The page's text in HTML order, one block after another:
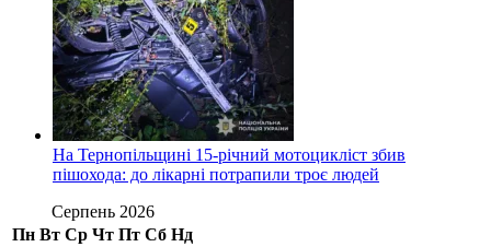
На Тернопільщині 15-річний мотоцикліст збив
пішохода: до лікарні потрапили троє людей
Серпень 2026
Пн Вт Ср Чт Пт Сб Нд